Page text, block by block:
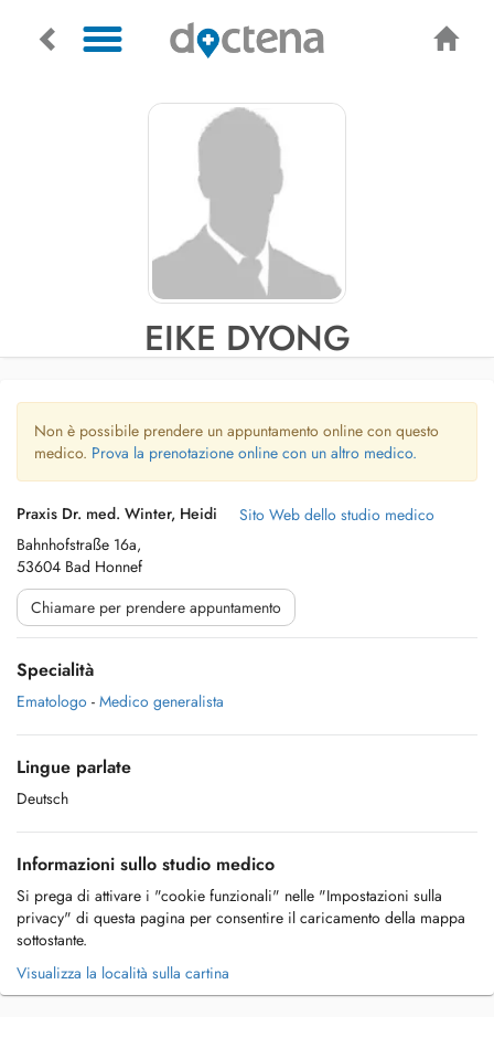
EIKE DYONG
Non è possibile prendere un appuntamento online con questo
medico. Prova la prenotazione online con un altro medico.
Praxis Dr. med. Winter, Heidi
Bahnhofstraße 16a,
53604 Bad Honnef
Sito Web dello studio medico
Chiamare per prendere appuntamento
Specialità
Ematologo - Medico generalista
Lingue parlate
Deutsch
Informazioni sullo studio medico
Si prega di attivare i "cookie funzionali" nelle "Impostazioni sulla
privacy" di questa pagina per consentire il caricamento della mappa
sottostante.
Visualizza la località sulla cartina